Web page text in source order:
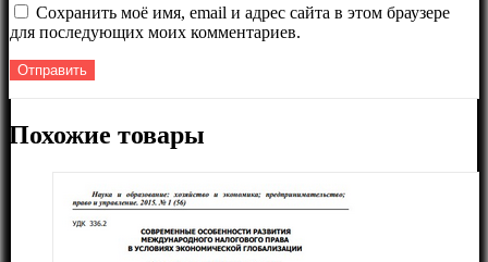
Сохранить моё имя, email и адрес сайта в этом браузере
для последующих моих комментариев.
Похожие товары